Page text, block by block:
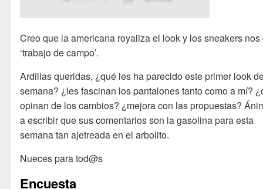
Creo que la americana royaliza el look y los sneakers nos
‘trabajo de campo’.
Ardillas queridas, ¿qué les ha parecido este primer look
semana? ¿les fascinan los pantalones tanto como a mí?
opinan de los cambios? ¿mejora con las propuestas?
a escribir que sus comentarios son la gasolina para esta
semana tan ajetreada en el arbolito.
Nueces para tod@s
Encuesta